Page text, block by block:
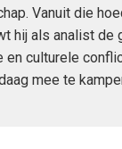
Vanuit die
hij als analist de
en culturele
mee te